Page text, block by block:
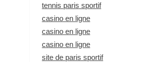
tennis paris sportif
casino en ligne
casino en ligne
casino en ligne
site de paris sportif